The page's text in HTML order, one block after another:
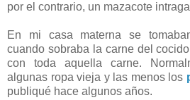
por el contrario, un mazacote
En mi casa materna se
cuando sobraba la carne del
con toda aquella carne.
algunas ropa vieja y las menos los
publiqué hace algunos años.